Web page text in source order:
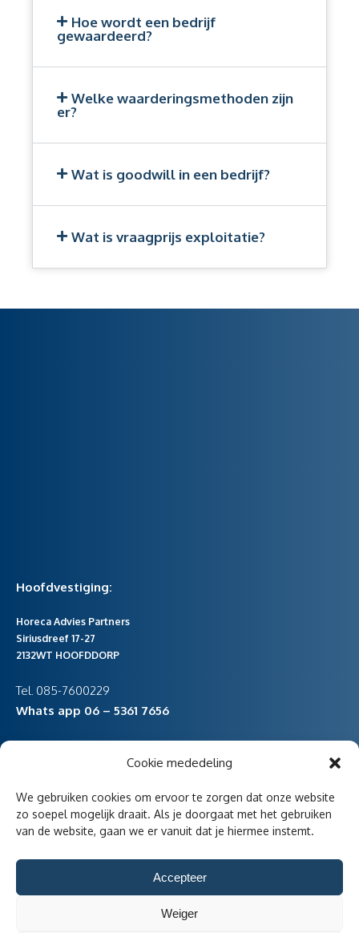
Cookie mededeling
We gebruiken cookies om ervoor te zorgen dat onze website
zo soepel mogelijk draait. Als je doorgaat met het gebruiken
van de website, gaan we er vanuit dat je hiermee instemt.
Accepteer
Weiger
Hoe wordt een bedrijf
gewaardeerd?
Welke waarderingsmethoden zijn
er?
Wat is goodwill in een bedrijf?
Wat is vraagprijs exploitatie?
Hoofdvestiging:
Horeca Advies Partners
Siriusdreef 17-27
2132WT HOOFDDORP
Tel. 085-7600229
Whats app 06 – 5361 7656
Havenstraat 47
Aangesloten bij